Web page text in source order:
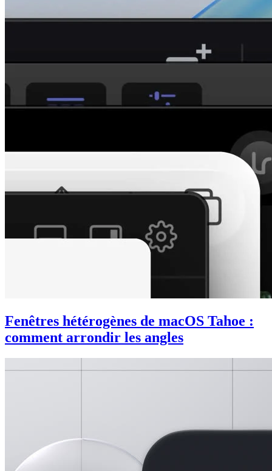
Fenêtres hétérogènes de macOS Tahoe :
comment arrondir les angles